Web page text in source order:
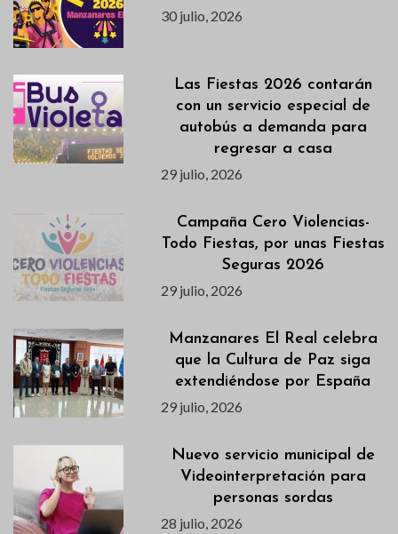
30 julio, 2026
Las Fiestas 2026 contarán
con un servicio especial de
autobús a demanda para
regresar a casa
29 julio, 2026
Campaña Cero Violencias-
Todo Fiestas, por unas Fiestas
Seguras 2026
29 julio, 2026
Manzanares El Real celebra
que la Cultura de Paz siga
extendiéndose por España
29 julio, 2026
Nuevo servicio municipal de
Videointerpretación para
personas sordas
28 julio, 2026